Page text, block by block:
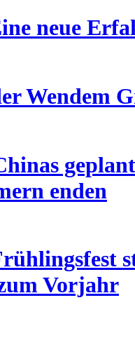
neue
Wendem
enden
Vorjahr